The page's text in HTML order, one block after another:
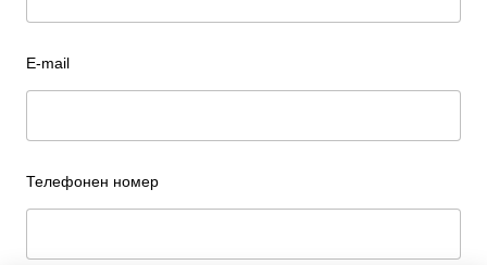
E-mail
Телефонен номер